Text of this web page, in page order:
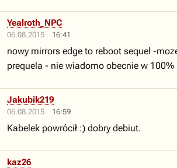
06.08.2015 16:41
Yealroth_NPC
nowy mirrors edge to reboot sequel -
prequela - nie wiadomo obecnie w 100%
06.08.2015 16:59
Jakubik219
Kabelek powrócił :) dobry debiut.
kaz26